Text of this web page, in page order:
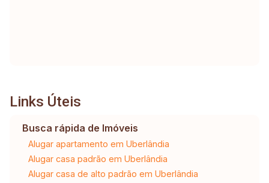
Links Úteis
Busca rápida de Imóveis
Alugar apartamento em Uberlândia
Alugar casa padrão em Uberlândia
Alugar casa de alto padrão em Uberlândia